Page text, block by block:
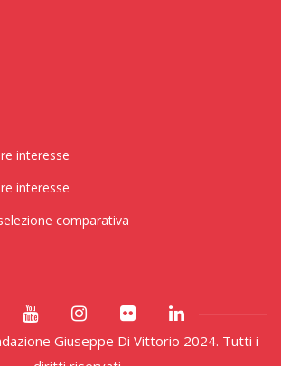
interesse
interesse
comparativa
Giuseppe Di Vittorio 2024. Tutti i